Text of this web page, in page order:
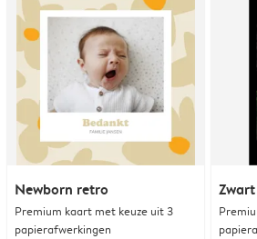
Newborn retro
Premium kaart met keuze uit 3
papierafwerkingen
Zwart